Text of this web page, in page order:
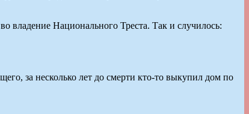
владение Национального Треста. Так и случилось:
за несколько лет до смерти кто-то выкупил дом по